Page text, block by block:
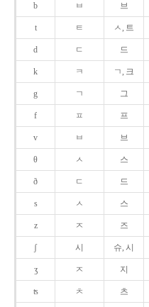
b ㅂ 브
t ㅌ ㅅ, 트
d ㄷ 드
k ㅋ ㄱ, 크
g ㄱ 그
f ㅍ 프
v ㅂ 브
θ ㅅ 스
ð ㄷ 드
s ㅅ 스
z ㅈ 즈
ʃ 시 슈, 시
ʒ ㅈ 지
ʦ ㅊ 츠